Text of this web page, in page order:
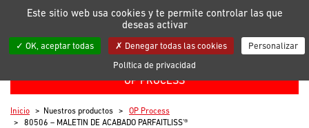
Mis listas
OP PROCESS
Inicio Nuestros productos
OP Process
80506 – MALETIN DE ACABADO PARFAITLISS'®
Este sitio web usa cookies y te permite controlar las que
deseas activar
OK, aceptar todas Denegar todas las cookies
Personalizar
Política de privacidad